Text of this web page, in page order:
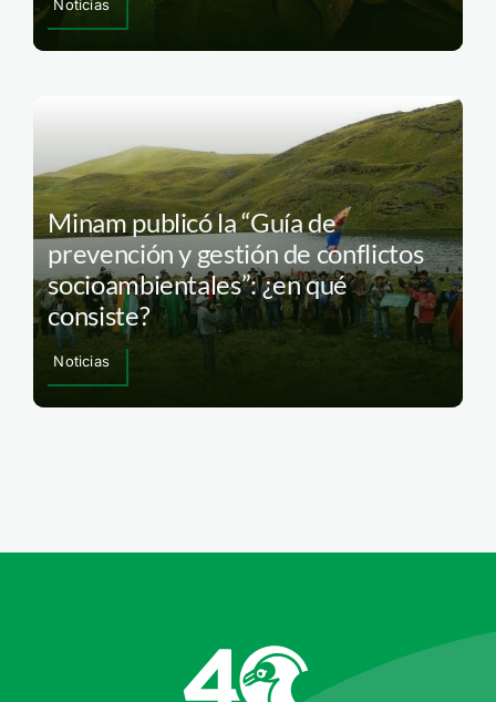
Noticias
Minam publicó la “Guía de
prevención y gestión de conflictos
socioambientales”: ¿en qué
consiste?
Noticias